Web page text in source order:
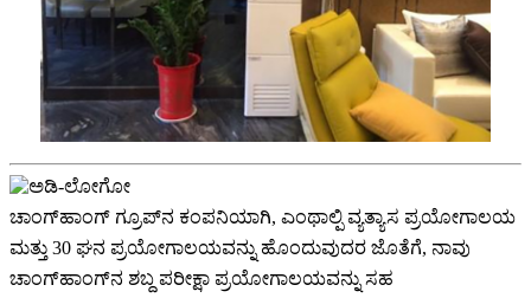
ಚಾಂಗ್‌ಹಾಂಗ್ ಗ್ರೂಪ್‌ನ ಕಂಪನಿಯಾಗಿ, ಎಂಥಾಲ್ಪಿ ವ್ಯತ್ಯಾಸ ಪ್ರಯೋಗಾಲಯ
ಮತ್ತು 30 ಘನ ಪ್ರಯೋಗಾಲಯವನ್ನು ಹೊಂದುವುದರ ಜೊತೆಗೆ, ನಾವು
ಚಾಂಗ್‌ಹಾಂಗ್‌ನ ಶಬ್ದ ಪರೀಕ್ಷಾ ಪ್ರಯೋಗಾಲಯವನ್ನು ಸಹ